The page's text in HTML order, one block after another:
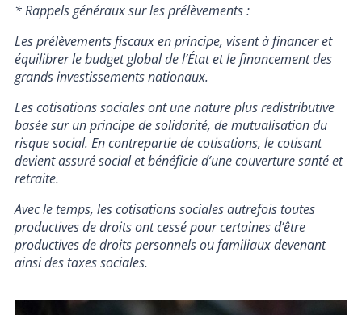
* Rappels généraux sur les prélèvements :
Les prélèvements fiscaux en principe, visent à financer et
équilibrer le budget global de l’État et le financement des
grands investissements nationaux.
Les cotisations sociales ont une nature plus redistributive
basée sur un principe de solidarité, de mutualisation du
risque social. En contrepartie de cotisations, le cotisant
devient assuré social et bénéficie d’une couverture santé et
retraite.
Avec le temps, les cotisations sociales autrefois toutes
productives de droits ont cessé pour certaines d’être
productives de droits personnels ou familiaux devenant
ainsi des taxes sociales.